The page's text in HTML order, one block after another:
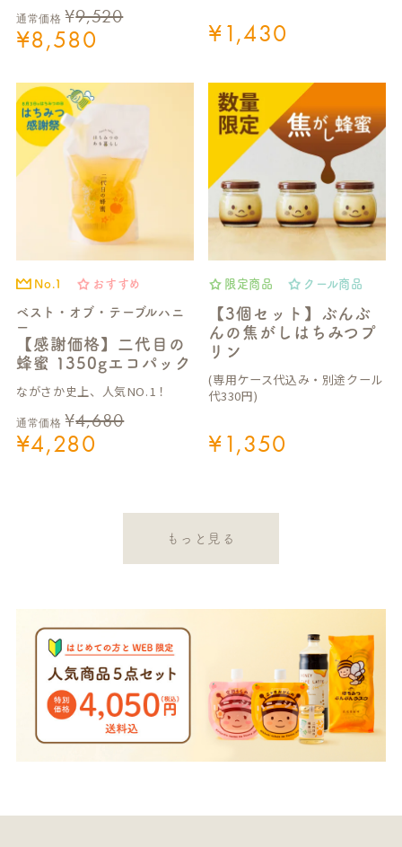
通常価格 ¥9,520
¥8,580 ¥1,430
No.1 おすすめ
ベスト・オブ・テーブルハニ
ー
【感謝価格】二代目の
蜂蜜 1350gエコパック
ながさか史上、人気NO.1！
通常価格 ¥4,680
¥4,280
限定商品 クール商品
【3個セット】ぶんぶ
んの焦がしはちみつプ
リン
(専用ケース代込み・別途クール
代330円)
¥1,350
もっと見る